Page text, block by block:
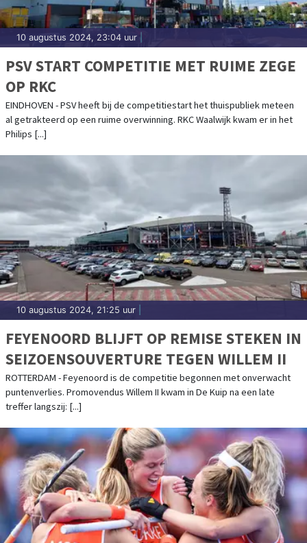
10 augustus 2024, 23:04 uur
PSV START COMPETITIE MET RUIME ZEGE
OP RKC
EINDHOVEN - PSV heeft bij de competitiestart het thuispubliek meteen
al getrakteerd op een ruime overwinning. RKC Waalwijk kwam er in het
Philips [...]
10 augustus 2024, 21:25 uur
FEYENOORD BLIJFT OP REMISE STEKEN IN
SEIZOENSOUVERTURE TEGEN WILLEM II
ROTTERDAM - Feyenoord is de competitie begonnen met onverwacht
puntenverlies. Promovendus Willem II kwam in De Kuip na een late
treffer langszij: [...]